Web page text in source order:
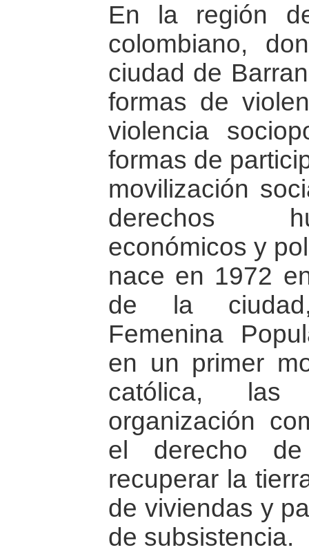
En la región
colombiano,
ciudad de
formas de
violencia
formas de
movilización
derechos
económicos y
nace en 1972
de la
Femenina
en un primer
católica,
organización
el derecho
recuperar la
de viviendas y
de subsistencia.